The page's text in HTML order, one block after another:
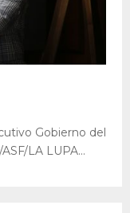
Gobierno del
LA LUPA...